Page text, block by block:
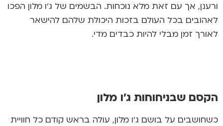
ורענן, אך עם זאת מלא נוכחות. הבשמים של ג'ו מלון הפכו
לאהובים בכל העולם בזכות היכולת שלהם להישאר
לאורך זמן מבלי להיות כבדים מדי.
הקסם שבניחוחות ג'ו מלון
כשחושבים עלבושם ג'ו מלון, עולה בראש קודם כל חוויית